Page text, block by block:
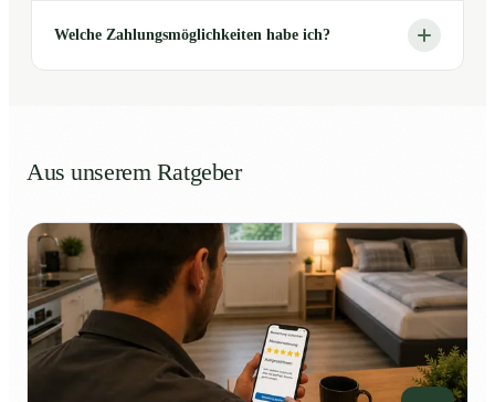
Welche Zahlungsmöglichkeiten habe ich?
Aus unserem Ratgeber